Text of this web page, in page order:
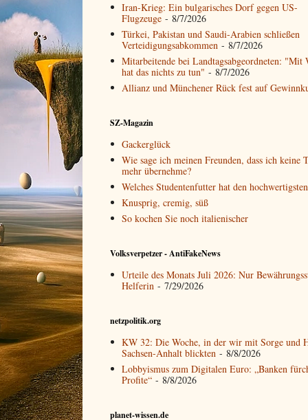
Iran-Krieg: Ein bulgarisches Dorf gegen US-
Flugzeuge - 8/7/2026
Türkei, Pakistan und Saudi-Arabien schließen
Verteidigungsabkommen - 8/7/2026
Mitarbeitende bei Landtagsabgeordneten: "Mit
hat das nichts zu tun" - 8/7/2026
Allianz und Münchener Rück fest auf
SZ-Magazin
Gackerglück
Wie sage ich meinen Freunden, dass ich keine
mehr übernehme?
Welches Studentenfutter hat den
Knusprig, cremig, süß
So kochen Sie noch italienischer
Volksverpetzer - AntiFakeNews
Urteile des Monats Juli 2026: Nur
Helferin - 7/29/2026
netzpolitik.org
KW 32: Die Woche, in der wir mit Sorge und
Sachsen-Anhalt blickten - 8/8/2026
Lobbyismus zum Digitalen Euro: „Banken
Profite“ - 8/8/2026
planet-wissen.de